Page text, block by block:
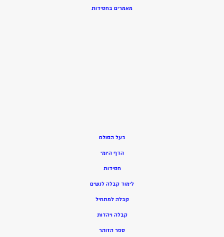
מאמרים בחסידות
בעל הסולם
הדף היומי
חסידות
לימוד קבלה לנשים
קבלה למתחיל
קבלה ויהדות
ספר הזוהר